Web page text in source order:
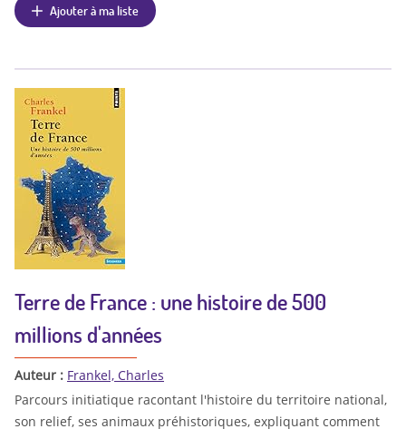
Ajouter à ma liste
Terre de France : une histoire de 500
millions d'années
Auteur : Frankel, Charles
Parcours initiatique racontant l'histoire du territoire national,
son relief, ses animaux préhistoriques, expliquant comment